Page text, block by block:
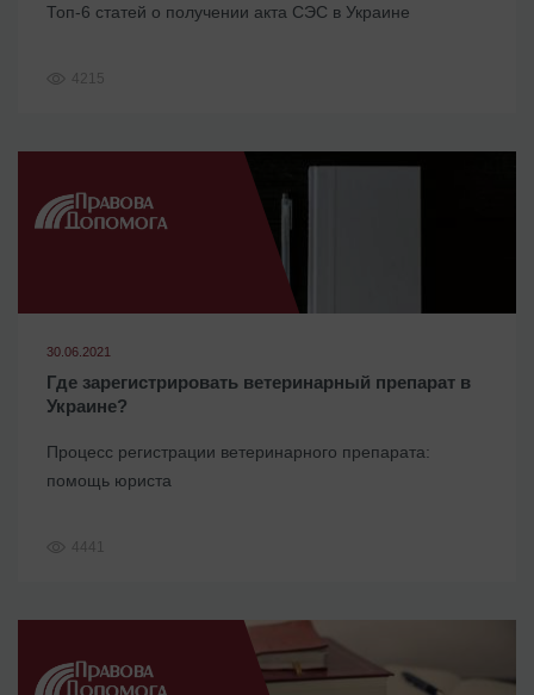
Топ-6 статей о получении акта СЭС в Украине
4215
30.06.2021
Где зарегистрировать ветеринарный препарат в
Украине?
Процесс регистрации ветеринарного препарата:
помощь юриста
4441